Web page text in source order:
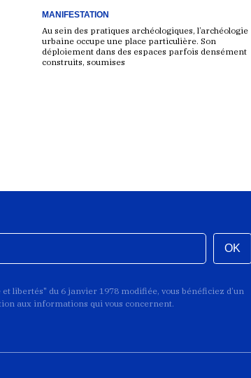
MANIFESTATION
Au sein des pratiques archéologiques, l’archéologie
urbaine occupe une place particulière. Son
déploiement dans des espaces parfois densément
construits, soumises
OK
libertés" du 6 janvier 1978 modifiée, vous bénéficiez d’un
aux informations qui vous concernent.